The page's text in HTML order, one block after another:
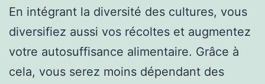
En intégrant la diversité des cultures, vous
diversifiez aussi vos récoltes et augmentez
votre autosuffisance alimentaire. Grâce à
cela, vous serez moins dépendant des